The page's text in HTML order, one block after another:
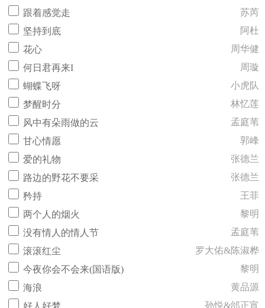
跟着感觉走
苏芮
坚持到底
阿杜
花心
周华健
何日君再来I
周璇
蝴蝶飞呀
小虎队
梦醒时分
林忆莲
风中有朵雨做的云
孟庭苇
甘心情愿
郭峰
爱的礼物
张德兰
路边的野花不要采
张德兰
矜持
王菲
两个人的烟火
黎明
没有情人的情人节
孟庭苇
滚滚红尘
罗大佑&陈淑桦
今夜你会不会来(国语版)
黎明
海浪
黄品源
好人好梦
孙悦&邰正宵